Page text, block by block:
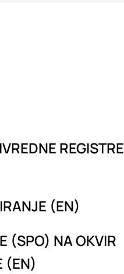
REGISTRE
(EN)
(SPO) NA OKVIR
(EN)